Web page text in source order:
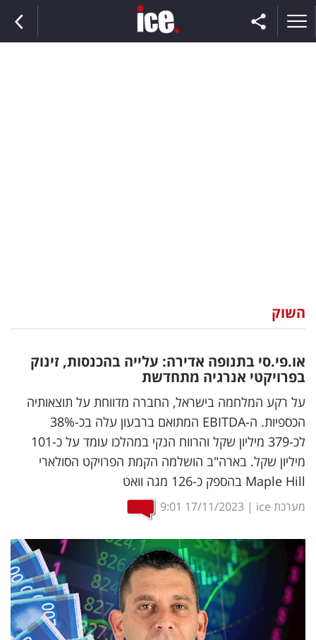
וצרכנות
דיגיטל
וטק
שיווק
ופרסום
משפט
ומחקרים
דעות
רכילות
עסקית
השוק
או.פי.סי בתנופה אדירה: עלייה בהכנסות, זינוק
בפרויקטי אנרגיה מתחדשת
על רקע המלחמה בישראל, החברה מדווחת על תוצאותיה
הכספיות. ה-EBITDA המתואם ברבעון עלה בכ-38%
לכ-379 מיליון שקל והרווח הנקי במהלכו עומד על כ-101
מיליון שקל. בארה"ב הושלמה הקמת הפרויקט הסולארי
Maple Hill בהספק כ-126 מגה וואט
מערכת ice |
17/11/2023
9:01